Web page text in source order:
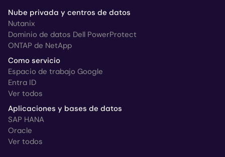
Nube privada y centros de datos
Nutanix
Dominio de datos Dell PowerProtect
ONTAP de NetApp
Como servicio
Espacio de trabajo Google
Entra ID
Ver todos
Aplicaciones y bases de datos
SAP HANA
Oracle
Ver todos